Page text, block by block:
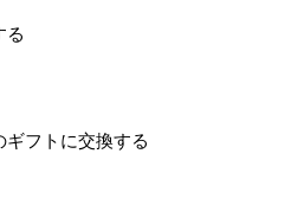
る
フトに交換する